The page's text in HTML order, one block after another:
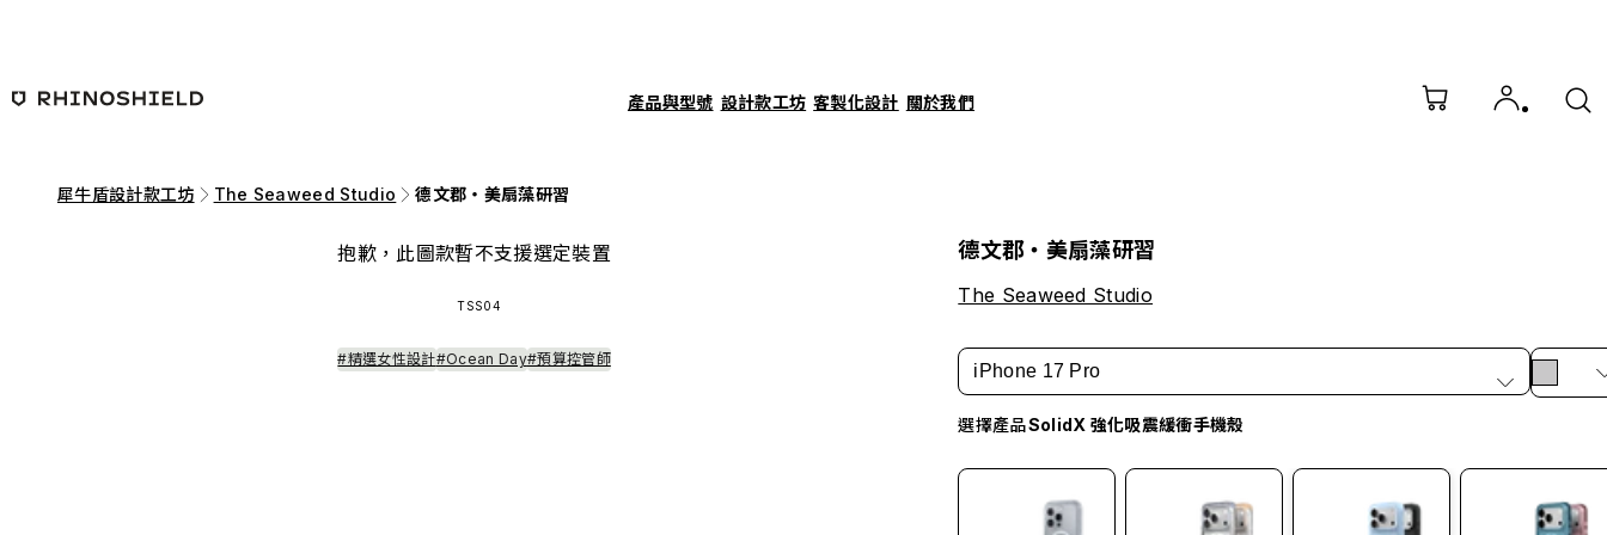
產品與型號 設計款工坊 客製化設計 關於我們
犀牛盾設計款工坊 The Seaweed Studio 德文郡・美扇藻研習
抱歉，此圖款暫不支援選定裝置
TSS04
#精選女性設計#Ocean Day#預算控管師
德文郡・美扇藻研習
The Seaweed Studio
iPhone 17 Pro
選擇產品SolidX 強化吸震緩衝手機殼